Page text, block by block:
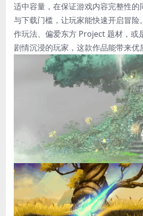
适中容量，在保证游戏内容完整性的
与下载门槛，让玩家能快速开启冒险
作玩法、偏爱东方 Project 题材，或
剧情沉浸的玩家，这款作品能带来优